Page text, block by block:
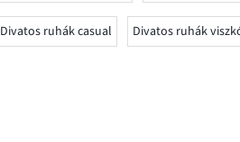
Divatos ruhák casual Divatos ruhák